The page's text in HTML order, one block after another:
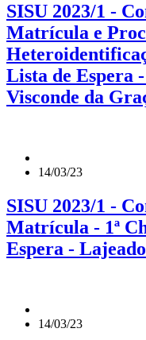
SISU 2023/1 -
Matrícula e
Lista de Espera
Visconde da
14/03/23
SISU 2023/1 -
Matrícula - 1ª
Espera - Lajeado
14/03/23